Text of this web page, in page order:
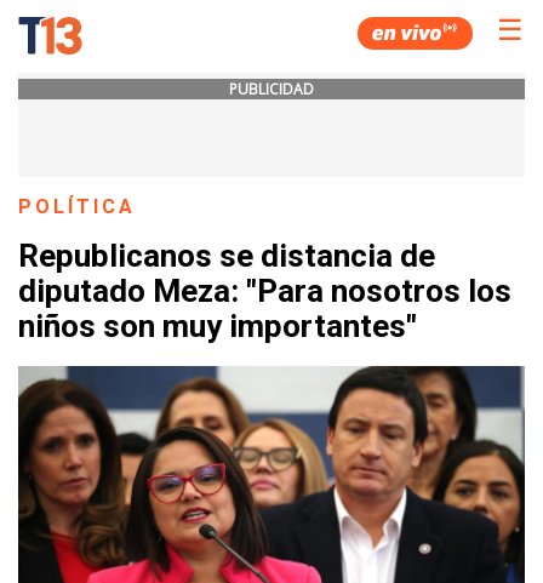
☰
PUBLICIDAD
POLÍTICA
Republicanos se distancia de
diputado Meza: "Para nosotros los
niños son muy importantes"